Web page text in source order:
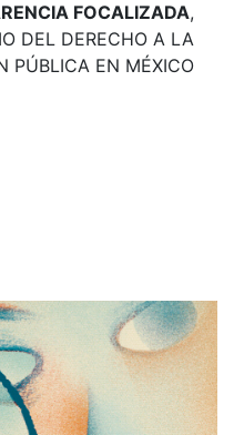
FOCALIZADA,
DEL DERECHO A LA
PÚBLICA EN MÉXICO